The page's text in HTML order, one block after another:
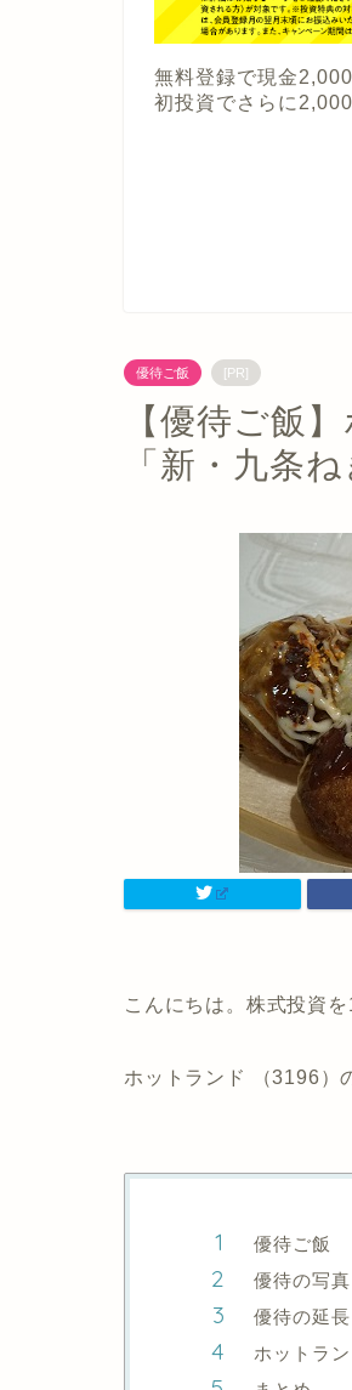
無料登録で現金2,000
初投資でさらに2,000
優待ご飯 [PR]
【優待ご飯
「新・九条
こんにちは。株式投資
ホットランド （3196）
優待ご飯
優待の写真
優待の延長
ホットラ